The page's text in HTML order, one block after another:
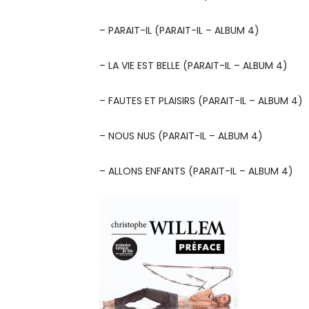
– PARAIT-IL (PARAIT-IL – ALBUM 4)
– LA VIE EST BELLE (PARAIT-IL – ALBUM 4)
– FAUTES ET PLAISIRS (PARAIT-IL – ALBUM 4)
– NOUS NUS (PARAIT-IL – ALBUM 4)
– ALLONS ENFANTS (PARAIT-IL – ALBUM 4)